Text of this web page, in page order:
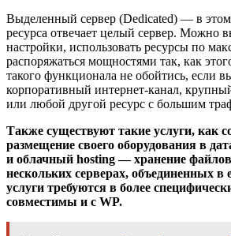
Выделенный сервер (Dedicated) — в этом
ресурса отвечает целый сервер. Можно
настройки, использовать ресурсы по
распоряжаться мощностями так, как
такого функционала не обойтись, если
корпоративный интернет-канал,
или любой другой ресурс с большим
Также существуют такие услуги, как
размещение своего оборудования в
и облачный hosting — хранение
нескольких серверах, объединенных в
услуги требуются в более
совместимы и с WP.